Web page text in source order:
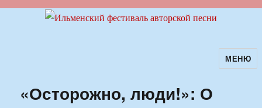
Ильменский фестиваль авторскойМЕНЮ
«Осторожно, люди!»: О